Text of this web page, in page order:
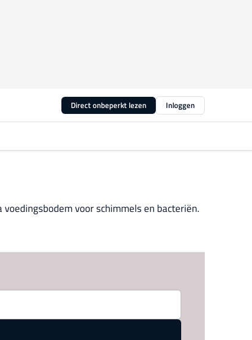
Direct onbeperkt lezen Inloggen
voor schimmels en bacteriën.